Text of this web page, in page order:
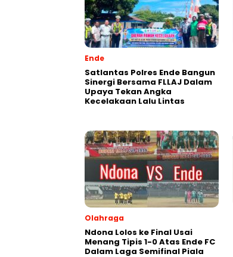
Ende
Satlantas Polres Ende Bangun
Sinergi Bersama FLLAJ Dalam
Upaya Tekan Angka
Kecelakaan Lalu Lintas
Olahraga
Ndona Lolos ke Final Usai
Menang Tipis 1-0 Atas Ende FC
Dalam Laga Semifinal Piala